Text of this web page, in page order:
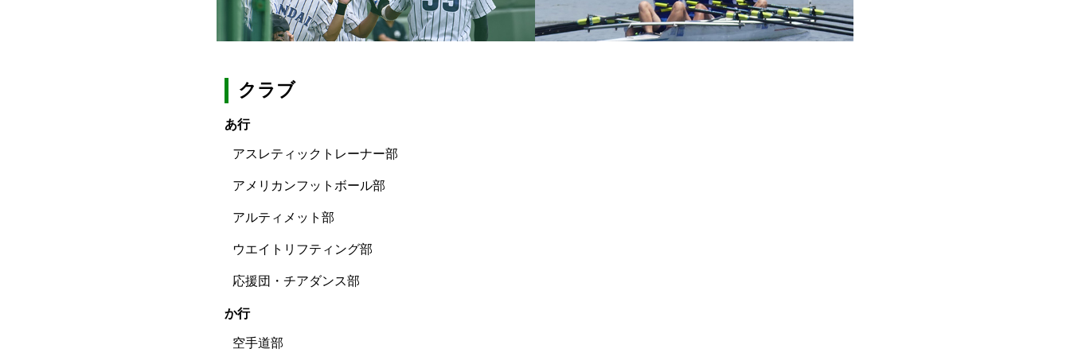
クラブ
あ行
アスレティックトレーナー部
アメリカンフットボール部
アルティメット部
ウエイトリフティング部
応援団・チアダンス部
か行
空手道部